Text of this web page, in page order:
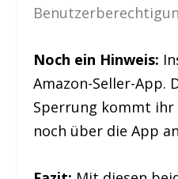
Noch ein Hinweis:
Amazon-Seller-
Sperrung kommt ihr
noch über die App